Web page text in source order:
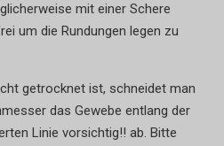
mit einer Schere
um die Rundungen legen zu
getrocknet ist, schneidet man
das Gewebe entlang der
Linie vorsichtig!! ab. Bitte